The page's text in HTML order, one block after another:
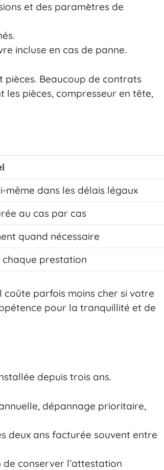
et des paramètres de
incluse en cas de panne.
Beaucoup de contrats
les pièces, compresseur en tête,
même dans les délais légaux
au cas par cas
quand nécessaire
prestation
coûte parfois moins cher si votre
pour la tranquillité et de
depuis trois ans.
dépannage prioritaire,
deux ans facturée souvent entre
conserver l’attestation